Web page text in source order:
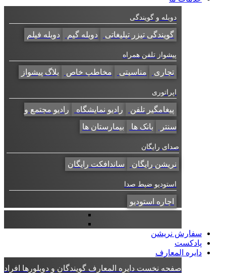
دوبله و گویندگی
گویندگی تیزر تبلیغاتی دوبله گیم دوبله فیلم
پیشواز تلفن همراه
تجاری مناسبتی مخاطب خاص بلاگ پیشواز
اپراتوری
پیغامگیر تلفن رادیو نمایشگاه
رادیو مجتمع و
سنتر
بانک ها بیمارستان ها
صدای رایگان
نریشن رایگان ساندافکت رایگان
استودیو ضبط صدا
اجاره استودیو
سفارش نریشن
پادکست
دایره المعارف
صفحه نخست دایره المعارف گویندگان و دوبلورها افراد